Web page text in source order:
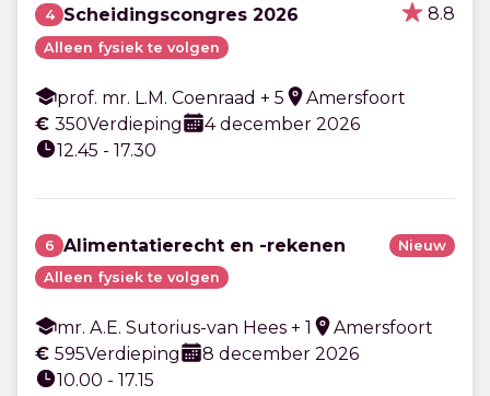
4 Scheidingscongres 2026 8.8
Alleen fysiek te volgen
prof. mr. L.M. Coenraad + 5
Amersfoort
€ 350Verdieping
4 december 2026
12.45 - 17.30
6 Alimentatierecht en -rekenen
Nieuw
Alleen fysiek te volgen
mr. A.E. Sutorius-van Hees + 1
Amersfoort
€ 595Verdieping
8 december 2026
10.00 - 17.15